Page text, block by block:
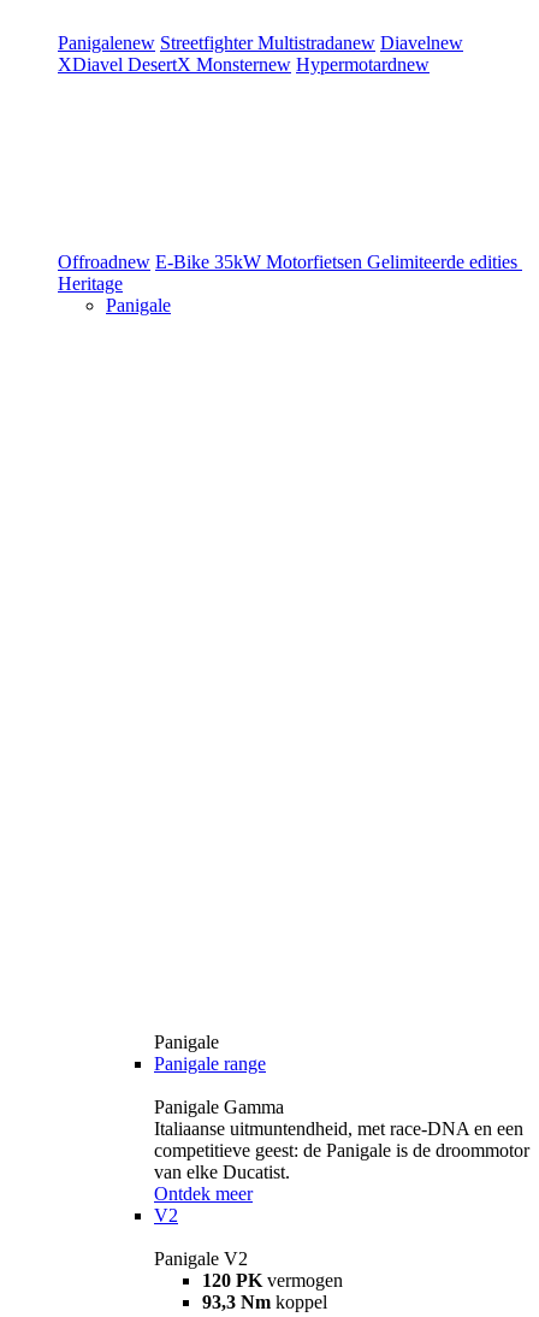
Panigalenew StreetfighterMultistradanew Diavelnew
XDiavel DesertX Monsternew Hypermotardnew
Offroadnew E-Bike 35kW Motorfietsen Gelimiteerde edities
Heritage
Panigale
Panigale
Panigale range
Panigale Gamma
Italiaanse uitmuntendheid, met race-DNA en een
competitieve geest: de Panigale is de droommotor
van elke Ducatist.
Ontdek meer
V2
Panigale V2
120 PK vermogen
93,3 Nm koppel